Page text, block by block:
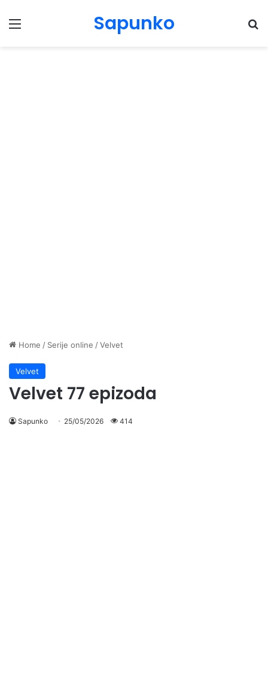
Menu Sapunko
Home / Serije online /Velvet
Velvet
Velvet 77 epizoda
Sapunko 25/05/2026 414